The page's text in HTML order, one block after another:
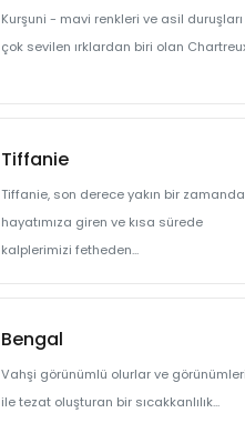
Kurşuni - mavi renkleri ve asil
çok sevilen ırklardan biri olan
Tiffanie
Tiffanie, son derece yakın bir zamanda
hayatımıza giren ve kısa sürede
kalplerimizi fetheden...
Bengal
Vahşi görünümlü olurlar ve görünümleri
ile tezat oluşturan bir sıcakkanlılık...